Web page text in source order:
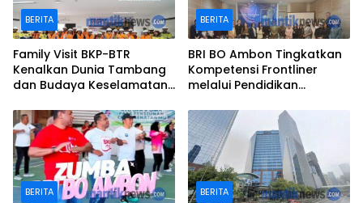
BERITA
Family Visit BKP-BTR
Kenalkan Dunia Tambang
dan Budaya Keselamatan
Karyawan
BERITA
BRI BO Ambon Tingkatkan
Kompetensi Frontliner
melalui Pendidikan
BERITA BERITA